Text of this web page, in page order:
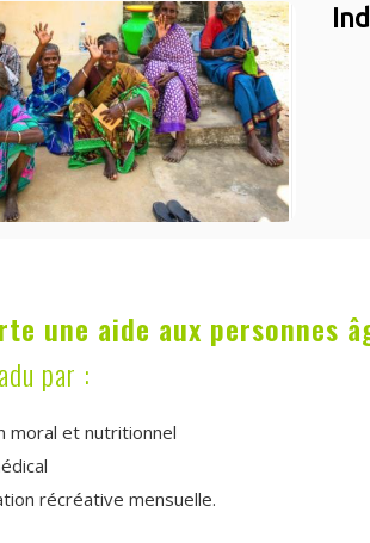
une aide aux personnes
par :
moral et nutritionnel
récréative mensuelle.